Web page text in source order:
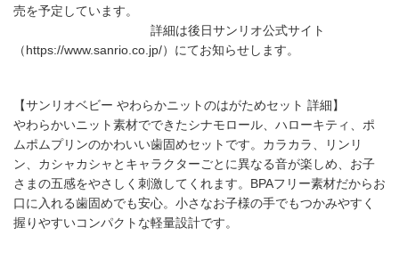
売を予定しています。
詳細は後日サンリオ公式サイト
（https://www.sanrio.co.jp/）にてお知らせします。
【サンリオベビー やわらかニットのはがためセット 詳細】
やわらかいニット素材でできたシナモロール、ハローキティ、ポ
ムポムプリンのかわいい歯固めセットです。カラカラ、リンリ
ン、カシャカシャとキャラクターごとに異なる音が楽しめ、お子
さまの五感をやさしく刺激してくれます。BPAフリー素材だからお
口に入れる歯固めでも安心。小さなお子様の手でもつかみやすく
握りやすいコンパクトな軽量設計です。